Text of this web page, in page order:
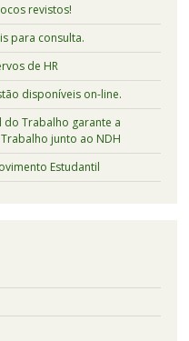
revistos!
para consulta.
de HR
disponíveis on-line.
do Trabalho garante a
junto ao NDH
Estudantil